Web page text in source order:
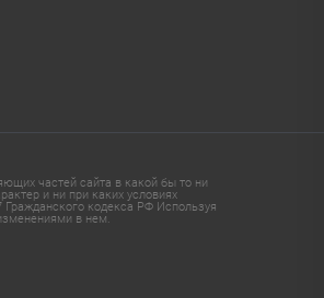
частей сайта в какой бы то ни
и ни при каких условиях
кодекса РФ Используя
в нем.